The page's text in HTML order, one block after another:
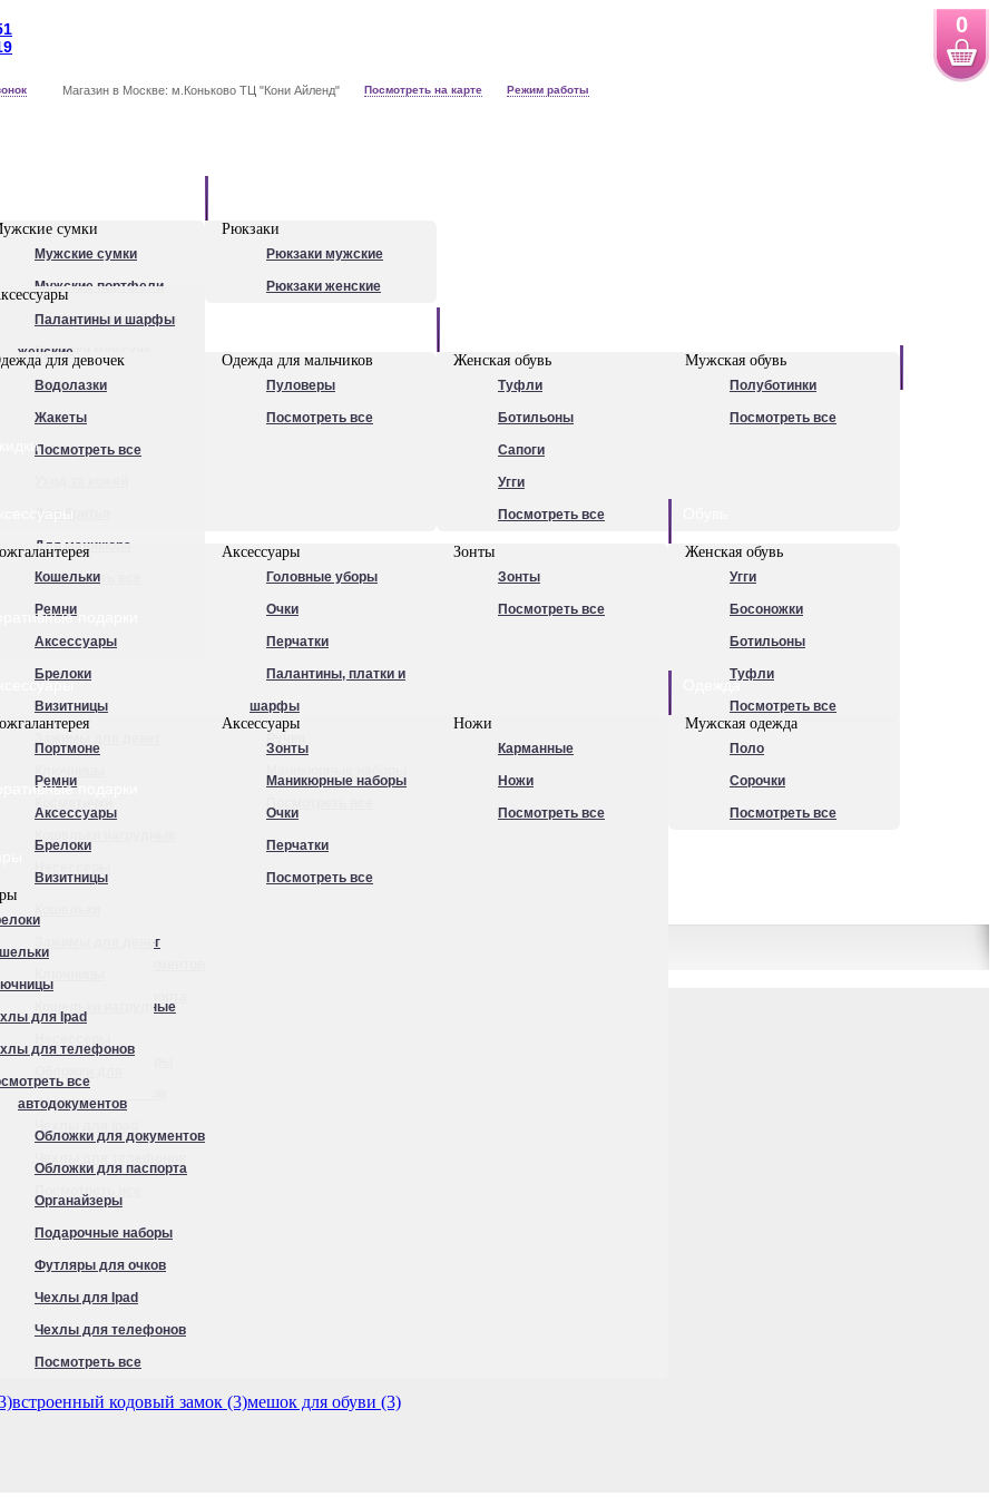
0
Магазин в Москве: м.Коньково ТЦ "Кони Айленд" Посмотреть на карте Режим работы
сумки
Мужские сумки
Мужские портфели
Сумки для ноутбуков
Рюкзаки мужские
Посмотреть все
Рюкзаки
Рюкзаки мужские
Рюкзаки женские
Палантины и шарфы
женские
Очки
Ножи
Ручки
Для маникюра
Посмотреть все
для девочек
Водолазки
Жакеты
Посмотреть все
Одежда для мальчиков
Пуловеры
Посмотреть все
Женская обувь
Туфли
Ботильоны
Сапоги
Угги
Посмотреть все
Мужская обувь
Полуботинки
Посмотреть все
Кошельки
Ремни
Аксессуары
Брелоки
Визитницы
Посмотреть все
Аксессуары
Головные уборы
Очки
Перчатки
Палантины, платки и
шарфы
Зонты
Зонты
Посмотреть все
Женская обувь
Угги
Босоножки
Ботильоны
Туфли
Посмотреть все
подарки
Портмоне
Ремни
Аксессуары
Брелоки
Визитницы
Зажимы для денег
Кошельки нагрудные
автодокументов
Обложки для документов
Обложки для паспорта
Органайзеры
Подарочные наборы
Футляры для очков
Чехлы для Ipad
Чехлы для телефонов
Посмотреть все
Аксессуары
Зонты
Маникюрные наборы
Очки
Перчатки
Посмотреть все
Ножи
Карманные
Ножи
Посмотреть все
Одежда
Мужская одежда
Поло
Сорочки
Посмотреть все
подарки
для Ipad
для телефонов
все
встроенный кодовый замок (3)мешок для обуви (3)